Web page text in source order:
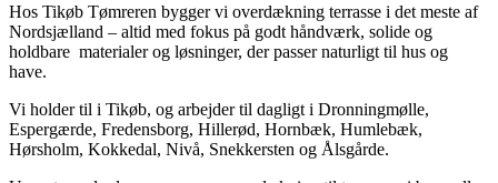
Hos Tikøb Tømreren bygger vi overdækning terrasse i det meste af
Nordsjælland – altid med fokus på godt håndværk, solide og
holdbare materialer og løsninger, der passer naturligt til hus og
have.
Vi holder til i Tikøb, og arbejder til dagligt i Dronningmølle,
Espergærde, Fredensborg, Hillerød, Hornbæk, Humlebæk,
Hørsholm, Kokkedal, Nivå, Snekkersten og Ålsgårde.